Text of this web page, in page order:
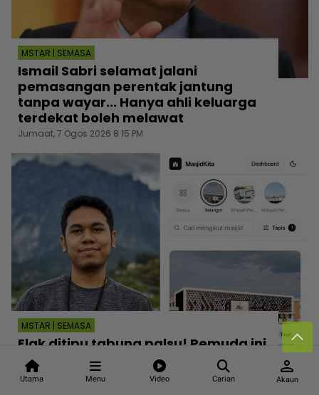
Utama Menu Video Carian
person
Akaun
MSTAR | SEMASA
Ismail Sabri selamat jalani
pemasangan perentak jantung
tanpa wayar... Hanya ahli keluarga
terdekat boleh melawat
Jumaat, 7 Ogos 2026 8:15 PM
MSTAR | SEMASA
Elak ditipu tabung palsu! Pemuda ini
bina platform khas himpun masjid
dan surau perlu dana, salur terus ke